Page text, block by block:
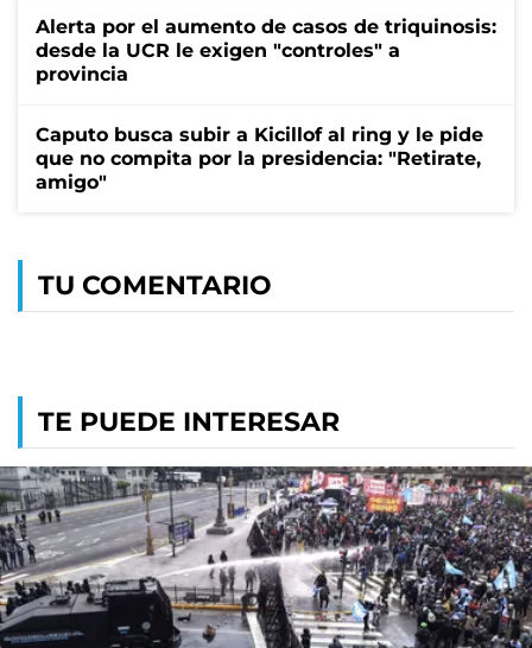
Alerta por el aumento de casos de triquinosis:
desde la UCR le exigen "controles" a
provincia
Caputo busca subir a Kicillof al ring y le pide
que no compita por la presidencia: "Retirate,
amigo"
TU COMENTARIO
TE PUEDE INTERESAR